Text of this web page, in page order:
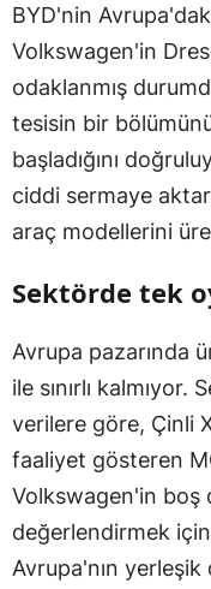
BYD'nin
Volkswagen'in
odaklanmış
tesisin bir
başladığını
ciddi sermaye
araç modellerini
Sektörde tek
Avrupa pazarında
ile sınırlı
verilere göre, Çinli
faaliyet gösteren
Volkswagen'in boş
değerlendirmek
Avrupa'nın